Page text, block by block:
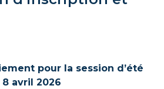
pour la session d’été
avril 2026